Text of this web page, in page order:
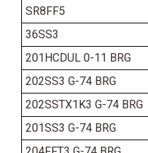
SR8FF5
36SS3
201HCDUL 0-11 BRG
202SS3 G-74 BRG
202SSTX1K3 G-74 BRG
201SS3 G-74 BRG